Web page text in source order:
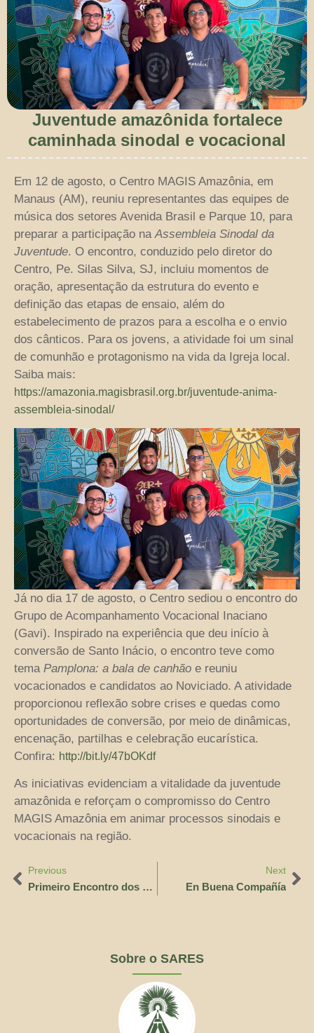
Juventude amazônida fortalece
caminhada sinodal e vocacional
Em 12 de agosto, o Centro MAGIS Amazônia, em
Manaus (AM), reuniu representantes das equipes de
música dos setores Avenida Brasil e Parque 10, para
preparar a participação naAssembleia Sinodal da
Juventude. O encontro, conduzido pelo diretor do
Centro, Pe. Silas Silva, SJ, incluiu momentos de
oração, apresentação da estrutura do evento e
definição das etapas de ensaio, além do
estabelecimento de prazos para a escolha e o envio
dos cânticos. Para os jovens, a atividade foi um sinal
de comunhão e protagonismo na vida da Igreja local.
Saiba mais:
https://amazonia.magisbrasil.org.br/juventude-anima-
assembleia-sinodal/
Já no dia 17 de agosto, o Centro sediou o encontro do
Grupo de Acompanhamento Vocacional Inaciano
(Gavi). Inspirado na experiência que deu início à
conversão de Santo Inácio, o encontro teve como
tema Pamplona: a bala de canhão e reuniu
vocacionados e candidatos ao Noviciado. A atividade
proporcionou reflexão sobre crises e quedas como
oportunidades de conversão, por meio de dinâmicas,
encenação, partilhas e celebração eucarística.
Confira: http://bit.ly/47bOKdf
As iniciativas evidenciam a vitalidade da juventude
amazônida e reforçam o compromisso do Centro
MAGIS Amazônia em animar processos sinodais e
vocacionais na região.
Previous
Primeiro Encontro dos Bispos da Pan-Amazônia
Next
En Buena Compañía
Sobre o SARES